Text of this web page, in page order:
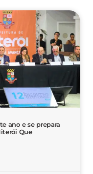
ano e se prepara
Que